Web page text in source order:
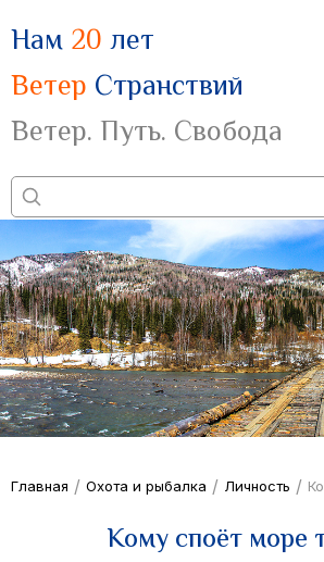
Нам 20 лет
Ветер Странствий
Ветер. Путь. Свобода
Главная / Охота и рыбалка / Личность /
Кому споёт море